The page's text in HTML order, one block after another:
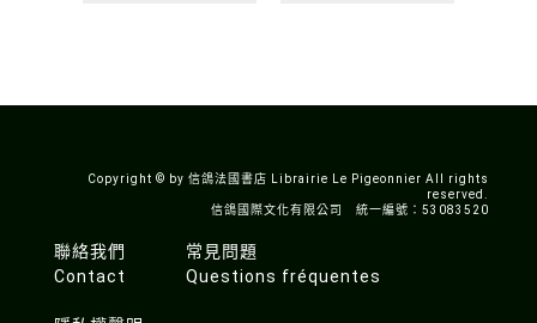
Copyright © by 信鴿法國書店 Librairie Le Pigeonnier All rights
reserved.
信鴿國際文化有限公司 統一編號：53083520
聯絡我們
Contact
常見問題
Questions fréquentes